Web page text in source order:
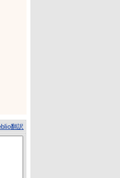
翻訳